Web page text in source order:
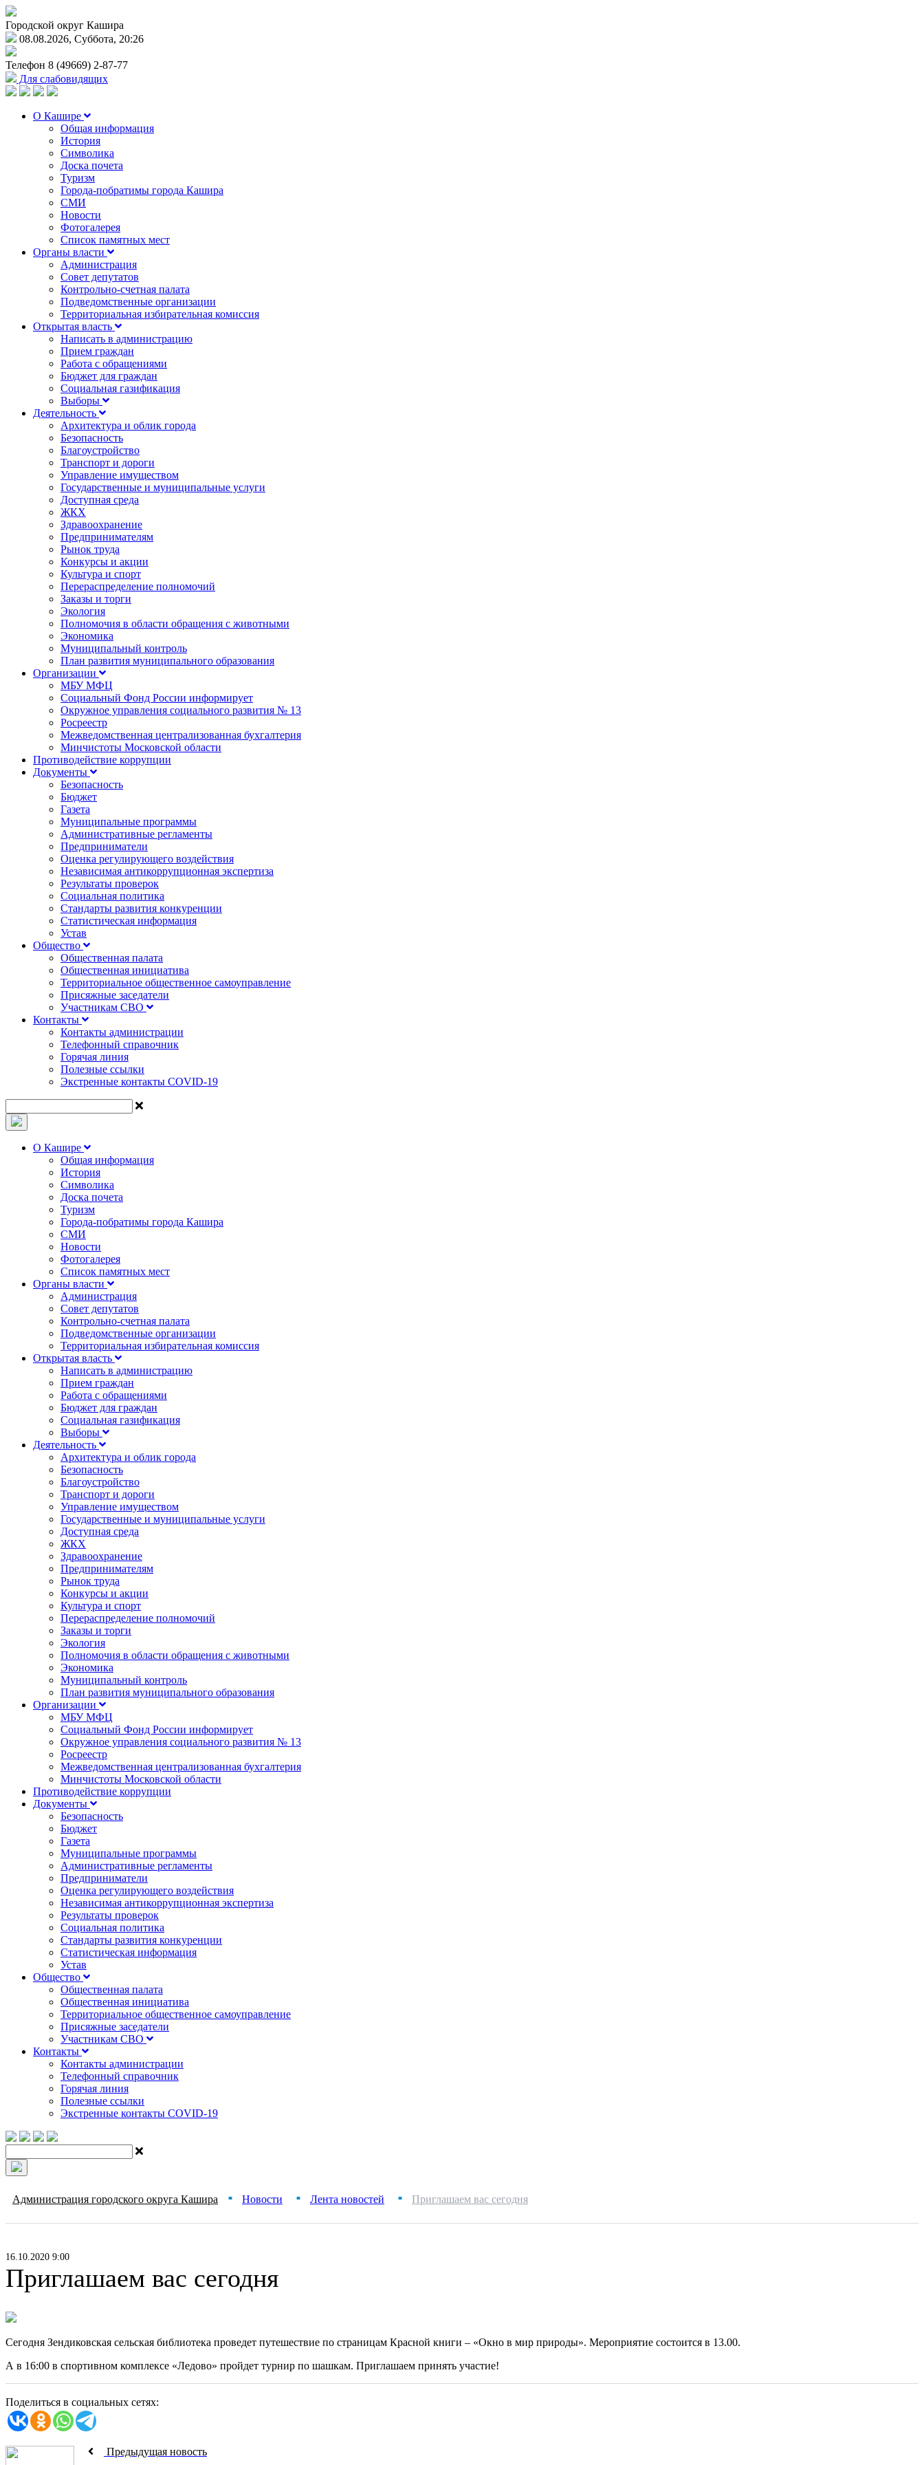
Городской округ Кашира
08.08.2026, Суббота, 20:26
Телефон 8 (49669) 2-87-77
Для слабовидящих
О Кашире
Общая информация
История
Символика
Доска почета
Туризм
Города-побратимы города Кашира
СМИ
Новости
Фотогалерея
Список памятных мест
Органы власти
Администрация
Совет депутатов
Контрольно-счетная палата
Подведомственные организации
Территориальная избирательная комиссия
Открытая власть
Написать в администрацию
Прием граждан
Работа с обращениями
Бюджет для граждан
Социальная газификация
Выборы
Деятельность
Архитектура и облик города
Безопасность
Благоустройство
Транспорт и дороги
Управление имуществом
Государственные и муниципальные услуги
Доступная среда
ЖКХ
Здравоохранение
Предпринимателям
Рынок труда
Конкурсы и акции
Культура и спорт
Перераспределение полномочий
Заказы и торги
Экология
Полномочия в области обращения с животными
Экономика
Муниципальный контроль
План развития муниципального образования
Организации
МБУ МФЦ
Социальный Фонд России информирует
Окружное управления социального развития № 13
Росреестр
Межведомственная централизованная бухгалтерия
Минчистоты Московской области
Противодействие коррупции
Документы
Безопасность
Бюджет
Газета
Муниципальные программы
Административные регламенты
Предприниматели
Оценка регулирующего воздействия
Независимая антикоррупционная экспертиза
Результаты проверок
Социальная политика
Стандарты развития конкуренции
Статистическая информация
Устав
Общество
Общественная палата
Общественная инициатива
Территориальное общественное самоуправление
Присяжные заседатели
Участникам СВО
Контакты
Контакты администрации
Телефонный справочник
Горячая линия
Полезные ссылки
Экстренные контакты COVID-19
О Кашире
Общая информация
История
Символика
Доска почета
Туризм
Города-побратимы города Кашира
СМИ
Новости
Фотогалерея
Список памятных мест
Органы власти
Администрация
Совет депутатов
Контрольно-счетная палата
Подведомственные организации
Территориальная избирательная комиссия
Открытая власть
Написать в администрацию
Прием граждан
Работа с обращениями
Бюджет для граждан
Социальная газификация
Выборы
Деятельность
Архитектура и облик города
Безопасность
Благоустройство
Транспорт и дороги
Управление имуществом
Государственные и муниципальные услуги
Доступная среда
ЖКХ
Здравоохранение
Предпринимателям
Рынок труда
Конкурсы и акции
Культура и спорт
Перераспределение полномочий
Заказы и торги
Экология
Полномочия в области обращения с животными
Экономика
Муниципальный контроль
План развития муниципального образования
Организации
МБУ МФЦ
Социальный Фонд России информирует
Окружное управления социального развития № 13
Росреестр
Межведомственная централизованная бухгалтерия
Минчистоты Московской области
Противодействие коррупции
Документы
Безопасность
Бюджет
Газета
Муниципальные программы
Административные регламенты
Предприниматели
Оценка регулирующего воздействия
Независимая антикоррупционная экспертиза
Результаты проверок
Социальная политика
Стандарты развития конкуренции
Статистическая информация
Устав
Общество
Общественная палата
Общественная инициатива
Территориальное общественное самоуправление
Присяжные заседатели
Участникам СВО
Контакты
Контакты администрации
Телефонный справочник
Горячая линия
Полезные ссылки
Экстренные контакты COVID-19
Администрация городского округа Кашира ■ Новости ■ Лента новостей ■ Приглашаем вас сегодня
16.10.2020 9:00
Приглашаем вас сегодня
Сегодня Зендиковская сельская библиотека проведет путешествие по страницам Красной книги – «Окно в мир природы». Мероприятие состоится в 13.00.
А в 16:00 в спортивном комплексе «Ледово» пройдет турнир по шашкам. Приглашаем принять участие!
Поделиться в социальных сетях:
Предыдущая новость